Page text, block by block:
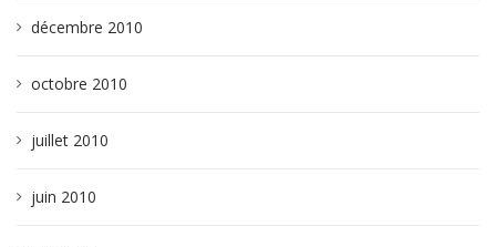
décembre 2010
octobre 2010
juillet 2010
juin 2010